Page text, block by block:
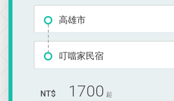
高雄市
叮噹家民宿
NT$ 1700 起